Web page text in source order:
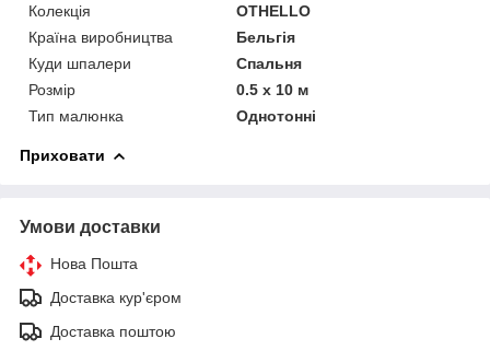
Колекція
OTHELLO
Країна виробництва
Бельгія
Куди шпалери
Спальня
Розмір
0.5 x 10 м
Тип малюнка
Однотонні
Приховати
Умови доставки
Нова Пошта
Доставка кур'єром
Доставка поштою